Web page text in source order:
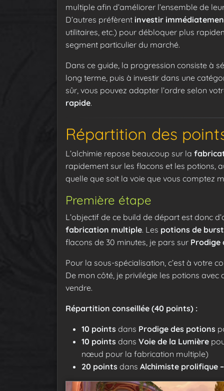
multiple afin d’améliorer l’ensemble de
D’autres préfèrent investir
utilitaires, etc.) pour débloquer plus
segment particulier du marché.
Dans ce guide, la progression consiste à
long terme, puis à investir dans une
sûr, vous pouvez adapter l’ordre selon
rapide.
Répartition des
L’alchimie repose beaucoup sur la
rapidement sur les flacons et les potions,
quelle que soit la voie que vous comptez
Première étape
L’objectif de ce build de départ est donc
fabrication multiple. Les potions de burst
flacons de 30 minutes, je pars sur Prodige
Pour la sous-spécialisation, c’est à votre
De mon côté, je privilégie les potions avec
vendre.
Répartition conseillée (40 points) :
10 points dans Prodige des potions
10 points dans Voie de la Lumière
nœud pour la fabrication multiple)
20 points dans Alchimiste prolifique